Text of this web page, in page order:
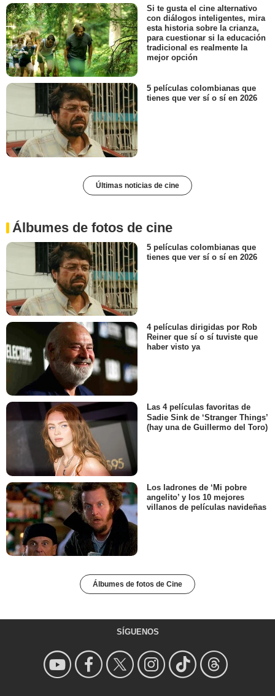
Si te gusta el cine alternativo
con diálogos inteligentes, mira
esta historia sobre la crianza,
para cuestionar si la educación
tradicional es realmente la
mejor opción
5 películas colombianas que
tienes que ver sí o sí en 2026
Últimas noticias de cine
Álbumes de fotos de cine
5 películas colombianas que
tienes que ver sí o sí en 2026
4 películas dirigidas por Rob
Reiner que sí o sí tuviste que
haber visto ya
Las 4 películas favoritas de
Sadie Sink de ‘Stranger Things’
(hay una de Guillermo del Toro)
Los ladrones de ‘Mi pobre
angelito’ y los 10 mejores
villanos de películas navideñas
Álbumes de fotos de Cine
SÍGUENOS